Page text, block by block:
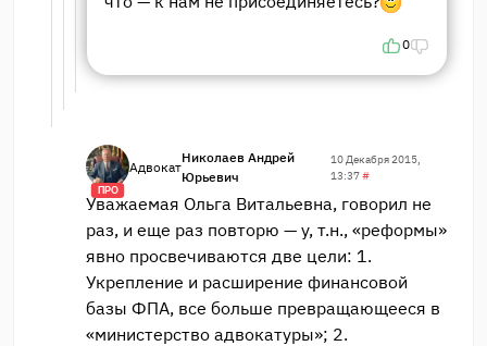
0
ПРО
Адвокат
Николаев Андрей
Юрьевич
10 Декабря 2015,
13:37#
Уважаемая Ольга Витальевна, говорил не
раз, и еще раз повторю — у, т.н., «реформы»
явно просвечиваются две цели: 1.
Укрепление и расширение финансовой
базы ФПА, все больше превращающееся в
«министерство адвокатуры»; 2.